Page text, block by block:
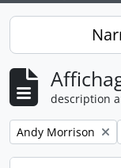
description
Remove filter:
Andy Morrison